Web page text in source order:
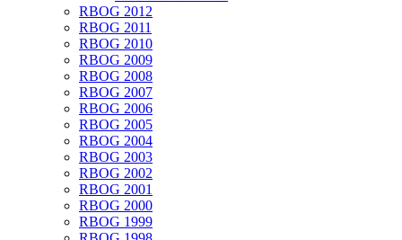
RBOG 2012
RBOG 2011
RBOG 2010
RBOG 2009
RBOG 2008
RBOG 2007
RBOG 2006
RBOG 2005
RBOG 2004
RBOG 2003
RBOG 2002
RBOG 2001
RBOG 2000
RBOG 1999